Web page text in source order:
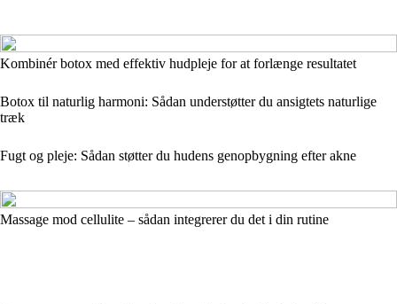
Kombinér botox med effektiv hudpleje for at forlænge resultatet
Botox til naturlig harmoni: Sådan understøtter du ansigtets naturlige
træk
Fugt og pleje: Sådan støtter du hudens genopbygning efter akne
Massage mod cellulite – sådan integrerer du det i din rutine